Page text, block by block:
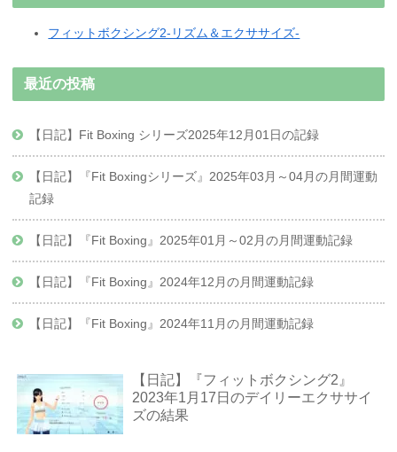
フィットボクシング2-リズム＆エクササイズ-
最近の投稿
【日記】Fit Boxing シリーズ2025年12月01日の記録
【日記】『Fit Boxingシリーズ』2025年03月～04月の月間運動
記録
【日記】『Fit Boxing』2025年01月～02月の月間運動記録
【日記】『Fit Boxing』2024年12月の月間運動記録
【日記】『Fit Boxing』2024年11月の月間運動記録
【日記】『フィットボクシング2』
2023年1月17日のデイリーエクササイ
ズの結果